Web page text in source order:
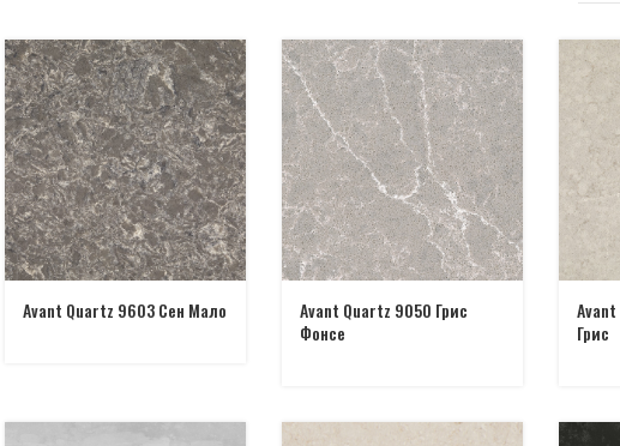
Avant Quartz 9603 Сен Мало
Avant Quartz 9050 Грис
Фонсе
Грис